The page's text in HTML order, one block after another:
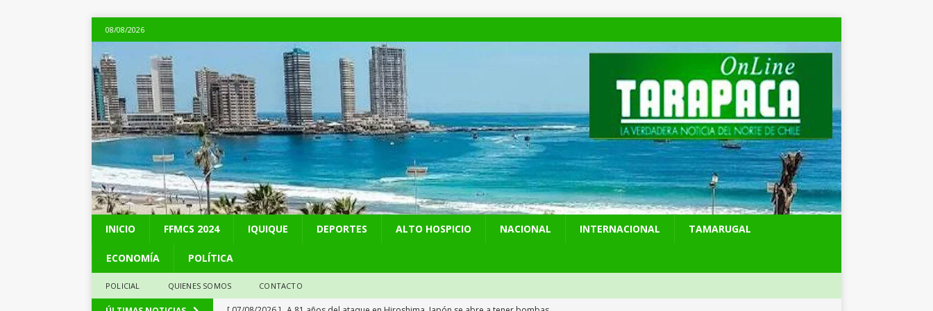
08/08/2026
INICIO FFMCS 2024 IQUIQUE DEPORTES ALTO HOSPICIO NACIONAL INTERNACIONAL TAMARUGAL
ECONOMÍA POLÍTICA
POLICIAL QUIENES SOMOS CONTACTO